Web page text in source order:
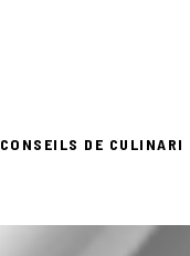
CONSEILS DE CULINARI